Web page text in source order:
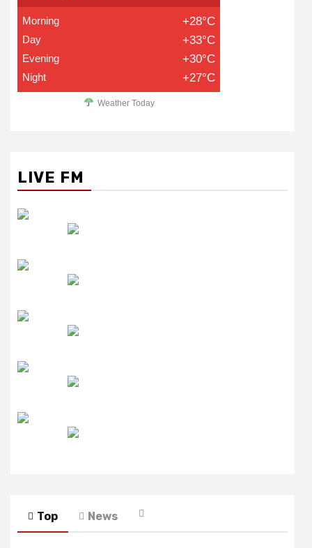
Morning +28°C
Day +33°C
Evening +30°C
Night +27°C
Weather Today
LIVE FM
Top News